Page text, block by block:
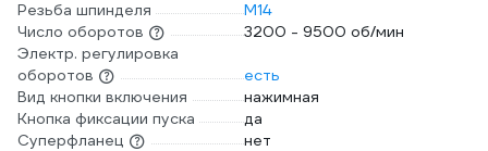
Резьба шпинделя
М14
Число оборотов
3200 - 9500 об/мин
Электр. регулировка
оборотов
есть
Вид кнопки включения
нажимная
Кнопка фиксации пуска
да
Суперфланец
нет